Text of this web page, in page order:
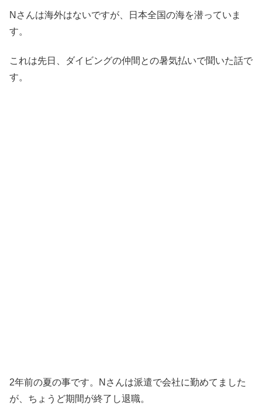
Nさんは海外はないですが、日本全国の海を潜っていま
す。
これは先日、ダイビングの仲間との暑気払いで聞いた話で
す。
2年前の夏の事です。Nさんは派遣で会社に勤めてました
が、ちょうど期間が終了し退職。